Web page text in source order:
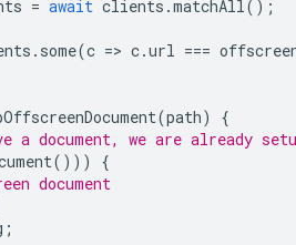
= await clients .matchAll ();
. some(c => c.url ===
(path)
{
a document, we are already
()))
{
document
;